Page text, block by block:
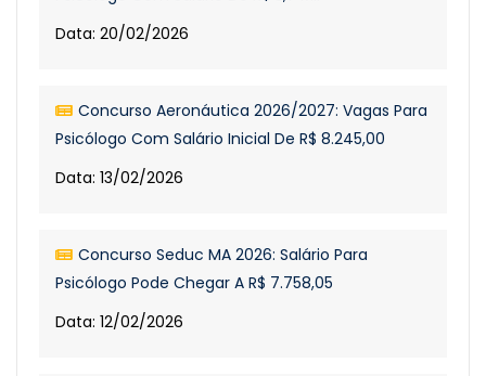
Data: 20/02/2026
Concurso Aeronáutica 2026/2027: Vagas Para
Psicólogo Com Salário Inicial De R$ 8.245,00
Data: 13/02/2026
Concurso Seduc MA 2026: Salário Para
Psicólogo Pode Chegar A R$ 7.758,05
Data: 12/02/2026